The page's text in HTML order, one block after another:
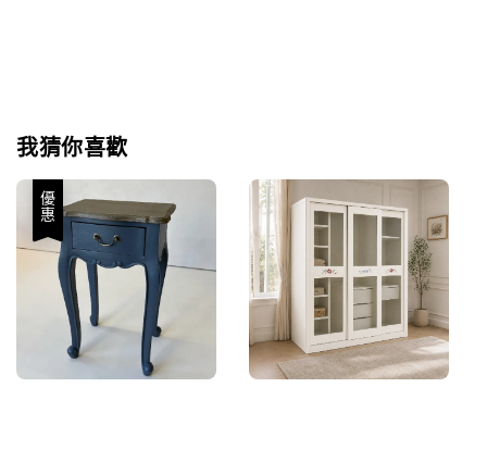
我猜你喜歡
優惠